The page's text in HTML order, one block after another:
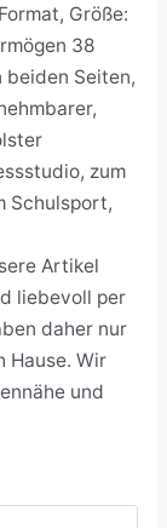
Größe:
38
beiden Seiten,
zum
Schulsport,
Artikel
liebevoll per
daher nur
Hause. Wir
und